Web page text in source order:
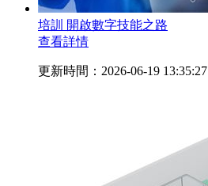
培訓 開啟數字技能之路
查看詳情
更新時間：2026-06-19 13:35:27